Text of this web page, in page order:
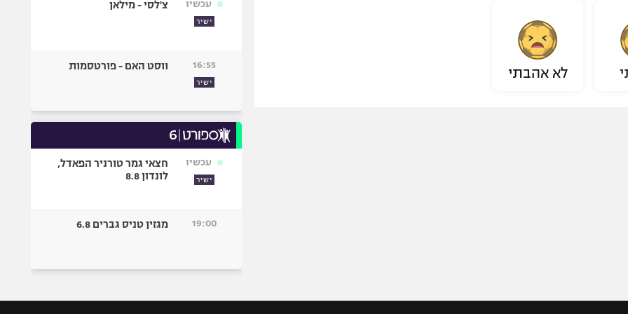
לא אהבתי
עכשיו
ישיר
צ'לסי - מילאן
16:55
ישיר
ווסט האם - פורטסמות
עכשיו
ישיר
חצאי גמר טורניר הפאדל,
לונדון 8.8
19:00 מגזין טניס גברים 6.8